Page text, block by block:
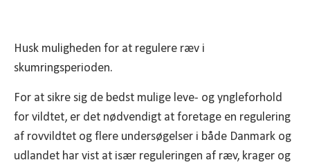
Husk muligheden for at regulere ræv i
skumringsperioden.
For at sikre sig de bedst mulige leve- og yngleforhold
for vildtet, er det nødvendigt at foretage en regulering
af rovvildtet og flere undersøgelser i både Danmark og
udlandet har vist at især reguleringen af ræv, krager og